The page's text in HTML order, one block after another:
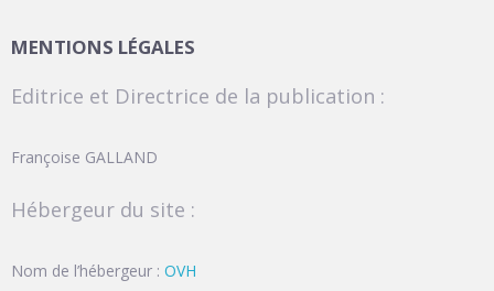
MENTIONS LÉGALES
Editrice et Directrice de la publication :
Françoise GALLAND
Hébergeur du site :
Nom de l’hébergeur : OVH